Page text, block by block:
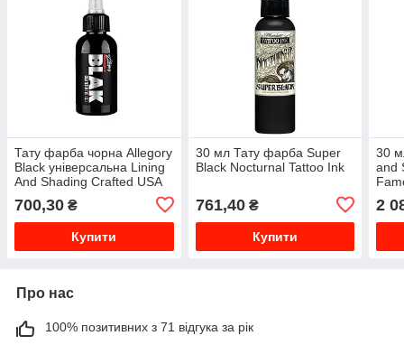
Тату фарба чорна Allegory
Black універсальна Lining
And Shading Crafted USA
700,30 ₴
Купити
30 мл Тату фарба Super
Black Nocturnal Tattoo Ink
761,40₴
Купити
30
and
2
Про нас
100% позитивних з 71 відгука за рік